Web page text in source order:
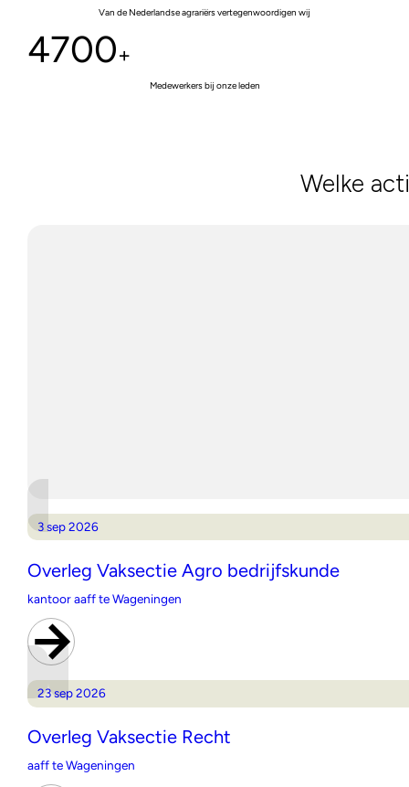
Van de Nederlandse agrariërs vertegenwoordigen wij
4700+
Medewerkers bij onze leden
Welke
3 sep 2026
Overleg Vaksectie Agro bedrijfskunde
kantoor aaff te Wageningen
23 sep 2026
Overleg Vaksectie Recht
aaff te Wageningen